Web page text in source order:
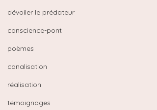
dévoiler le prédateur
conscience-pont
poèmes
canalisation
réalisation
témoignages